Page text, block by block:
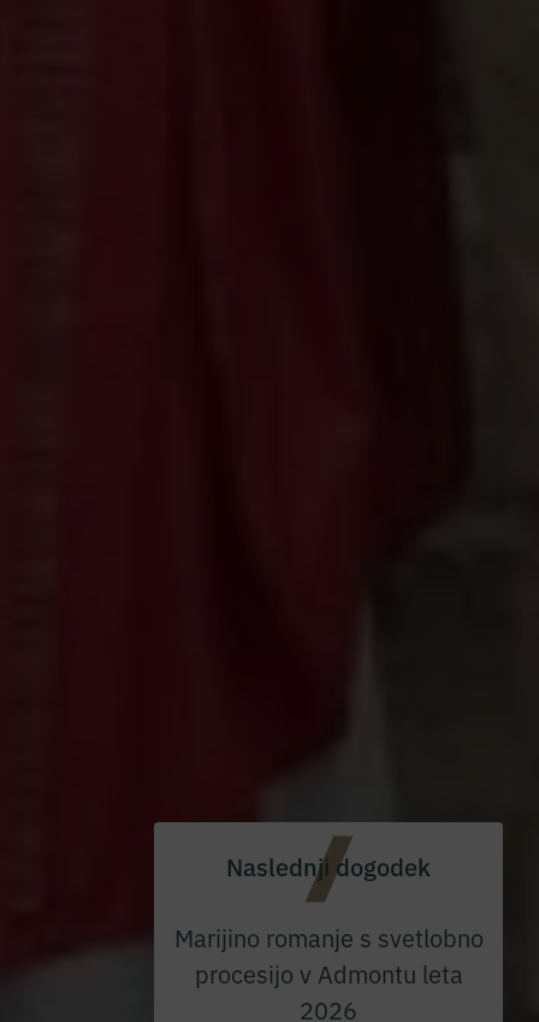
Naslednji dogodek
Marijino romanje s svetlobno
procesijo v Admontu leta
2026